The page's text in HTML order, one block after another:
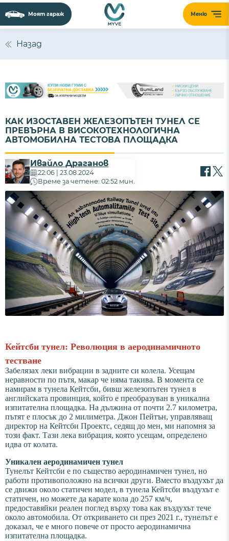
Меню
Моят гараж
Назад
КАК ИЗОСТАВЕН ЖЕЛЕЗОПЪТЕН ТУНЕЛ СЕ
ПРЕВЪРНА В ВИСОКОТЕХНОЛОГИЧНА
АВТОМОБИЛНА ТЕСТОВА ПЛОЩАДКА
Ивайло Драганов
22:06 | 23.08.2024
Време за четене: 02:52 мин.
Кейтсби тунел: Революция в аеродинамичното
тестване
Забелязах леки вибрации в задните си колела. Усещам
неравности по пътя, макар че няма такива. В момента се
намирам в тунела Кейтсби, бивш железопътен тунел в
английската провинция, който е преобразуван в уникална
изпитателна площадка. На дължина от почти 2.7 километра,
пътят е плосък до 2 милиметра. Джон Пейтън, управляващ
директор на Кейтсби Проектс, седящ до мен, ми напомня за
този факт. Тази лека вибрация, която усещам, определено
идва от колата.
Уникален аеродинамичен тунел
Тунелът Кейтсби е по същество аеродинамичен тунел, но
работи противоположно на всички други. Вместо въздухът да
се движи около статичен модел, в тунела Кейтсби въздухът е
статичен, но можете да карате кола до 257 км/ч,
предоставяйки реален поглед върху това как въздухът тече
около автомобила. От откриването си през 2021 г., тунелът е
доказал, че е много повече от просто аеродинамична
изпитателна площадка.